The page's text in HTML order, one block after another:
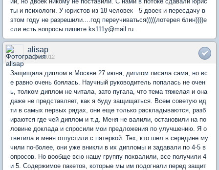
ты и психологи. У юристов из 18 человек - 5 двоек и пересдачу в
этом году не разрешили....год переучиваться(((((лотерея блин))))е
сли есть вопросы пишите ks111y@mail.ru
alisap
05 Jul 2012
Защищала диплом в Москве 27 июня, диплом писала сама, но вс
е равно очень боялась. Научный руководитель попалась не очен
ь, толком диплом не читала, зато пугала, что тема тяжелая и она
даже не представляет, как я буду защищаться. Всем советую ид
ти в самых первых рядах, они еще только раскладываются, разб
ираются где чей диплом и т.д. Меня не валили, остановили на по
ловине доклада и спросили мои предложения по улучшению. Я о
тветила и меня отпустили с пятеркой. Тех, кто шел в середине му
чили по-более, они уже вникли в их дипломы и задавали по 4-5 в
опросов. Но вообще всю нашу группу похвалили, все получили 4
и 5. Содержимое пакетов, которые мы им подогнали перед защит